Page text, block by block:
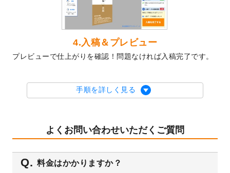
箔押し年賀状のデザインテンプレート
開いたしました。
クリアファイル、封筒、うちわにてオリジ
ナルデザインで作成できるようになりまし
た！
を公開いたしました。
2023/9/1
2024年版1月始まりのカレンダーデザイン
オリジナルサイズ、変型サイズで作成でき
るようになりました！
2023/8/18
チケットのデザインテンプレートを追加し
ました。
4.入稿＆プレビュー
プレビューで仕上がりを確認！問題なければ入稿完了です。
手順を詳しく見る
よくお問い合わせいただくご質問
料金はかかりますか？